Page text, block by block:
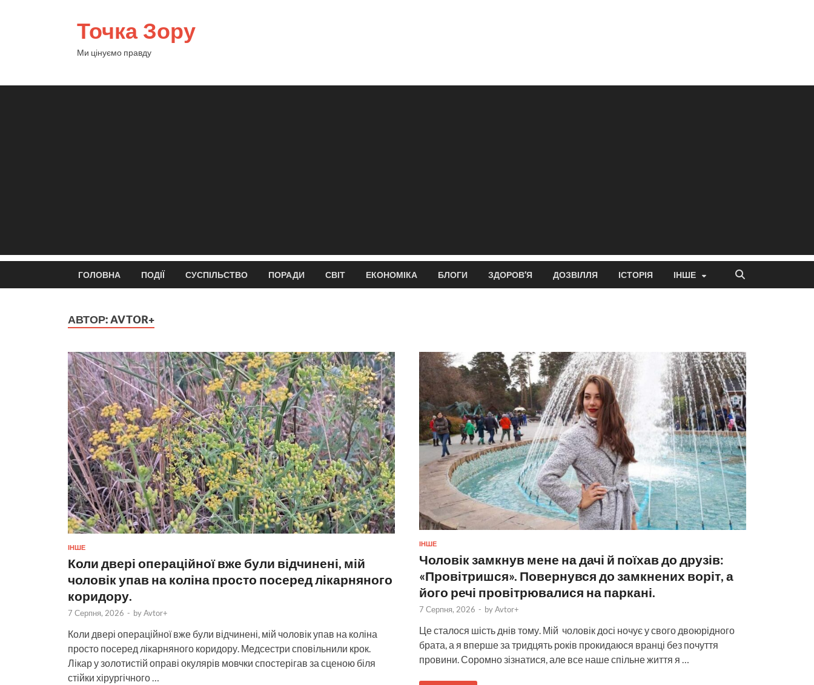
Точка Зору
Ми цінуємо правду
ГОЛОВНА ПОДІЇ СУСПІЛЬСТВО ПОРАДИ СВІТ ЕКОНОМІКА БЛОГИ ЗДОРОВ’Я ДОЗВІЛЛЯ ІСТОРІЯ ІНШЕ
АВТОР:AVTOR+
ІНШЕ
Коли двері операційної вже були відчинені, мій
чоловік упав на коліна просто посеред лікарняного
коридору.
7 Серпня, 2026 - byAvtor+
Коли двері операційної вже були відчинені, мій чоловік упав на коліна
просто посеред лікарняного коридору. Медсестри сповільнили крок.
Лікар у золотистій оправі окулярів мовчки спостерігав за сценою біля
стійки хірургічного …
ІНШЕ
Чоловік замкнув мене на дачі й поїхав до друзів:
«Провітришся». Повернувся до замкнених воріт, а
його речі провітрювалися на паркані.
7 Серпня, 2026 - byAvtor+
Це сталося шість днів тому. Мій чоловік досі ночує у свого двоюрідного
брата, а я вперше за тридцять років прокидаюся вранці без почуття
провини. Соромно зізнатися, але все наше спільне життя я …